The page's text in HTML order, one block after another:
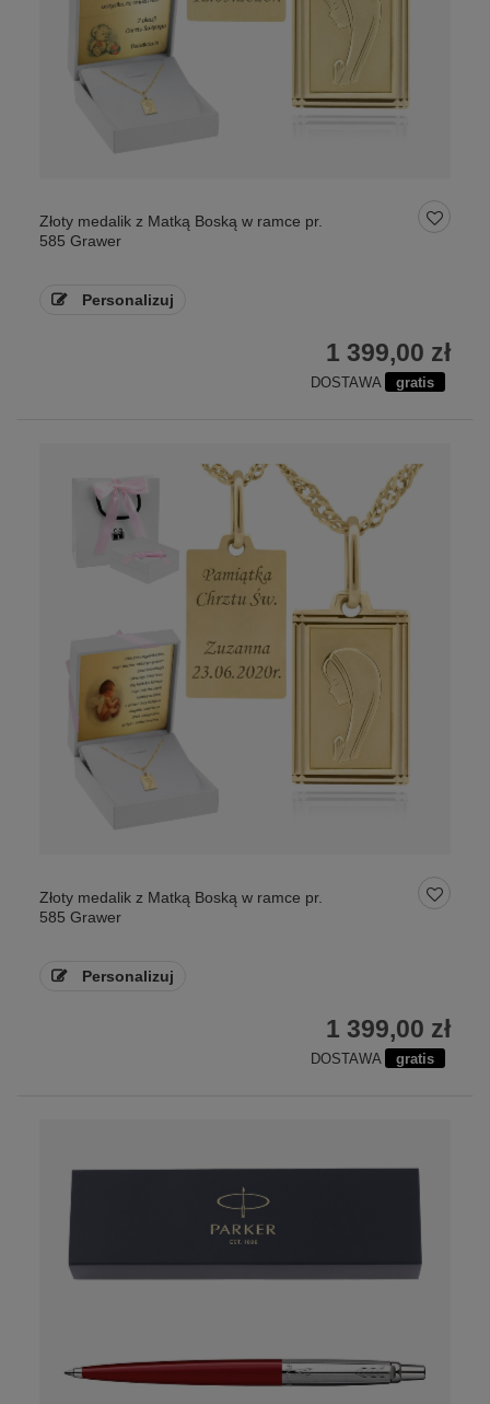
Złoty medalik z Matką Boską w ramce pr.
585 Grawer
Personalizuj
1 399,00 zł
DOSTAWA gratis
Złoty medalik z Matką Boską w ramce pr.
585 Grawer
Personalizuj
1 399,00 zł
DOSTAWA gratis